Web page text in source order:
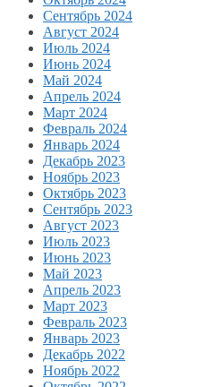
Сентябрь 2024
Август 2024
Июль 2024
Июнь 2024
Май 2024
Апрель 2024
Март 2024
Февраль 2024
Январь 2024
Декабрь 2023
Ноябрь 2023
Октябрь 2023
Сентябрь 2023
Август 2023
Июль 2023
Июнь 2023
Май 2023
Апрель 2023
Март 2023
Февраль 2023
Январь 2023
Декабрь 2022
Ноябрь 2022